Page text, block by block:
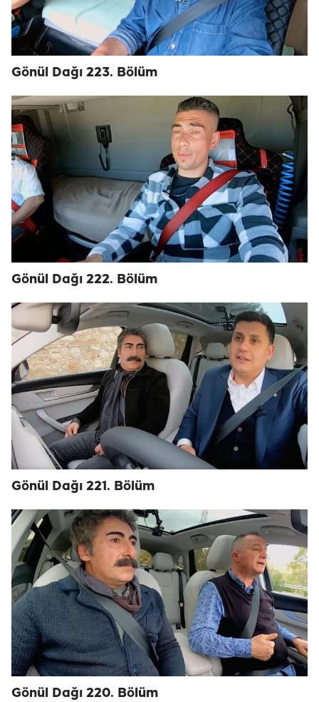
Gönül Dağı 223. Bölüm
Gönül Dağı 222. Bölüm
Gönül Dağı 221. Bölüm
Gönül Dağı 220. Bölüm